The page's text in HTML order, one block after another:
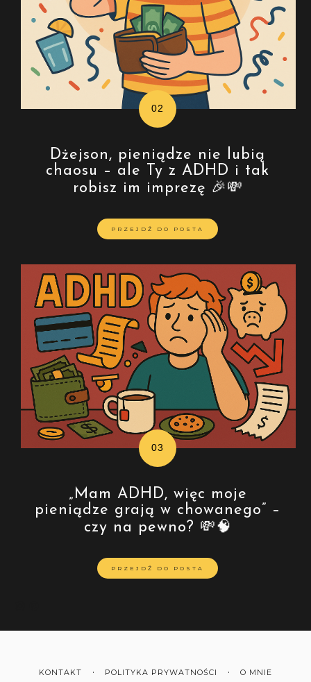
Dżejson, pieniądze nie lubią
chaosu – ale Ty z ADHD i tak
robisz im imprezę 🎉💸
PRZEJDŹ DO POSTA
„Mam ADHD, więc moje
pieniądze grają w chowanego” –
czy na pewno? 💸🧠
PRZEJDŹ DO POSTA
KONTAKT POLITYKA PRYWATNOŚCI O MNIE